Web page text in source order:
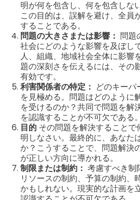
明が何を包含し、何を包含しな
この目的は、誤解を避け、全員
することである。
問題の大きさまたは影響： 問題
社会にどのような影響を及ぼし
人、組織、地域社会全体に影響
題の深刻さを伝えるには、その
有効です。
利害関係者の特定： どのキーパ
を見極める。問題はどのように
を受けるのか？共同で問題を解
を認識することが不可欠である。
目的 その問題を解決すること
明しなさい。最終的に、あなた
か？こうすることで、問題解決
が正しい方向に導かれる。
制限または制約： 考慮すべき制
リソースの制約、予算の制約、
かもしれない。現実的な計画を